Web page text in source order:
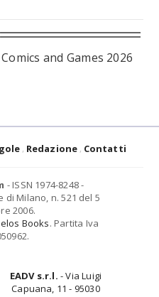
and Games 2026
Redazione Contatti
- ISSN 1974-8248 -
Milano, n. 521 del 5
2006.
Books. Partita Iva
EADV s.r.l. - Via Luigi
Capuana, 11 - 95030